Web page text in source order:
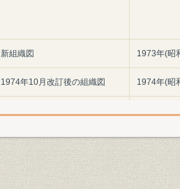
新組織図 1973年(昭
1974年10月改訂後の組織図 1974年(昭
1982年8月改訂後の組織図 1982年(昭
新設法人課設置状況 1980年(昭